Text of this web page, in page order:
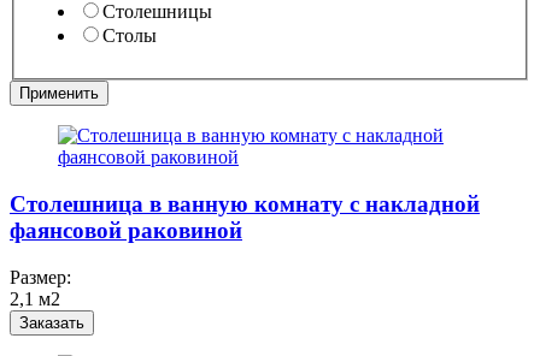
Столешницы
Столы
Столешница в ванную комнату с накладной
фаянсовой раковиной
Размер:
2,1 м2
Заказать